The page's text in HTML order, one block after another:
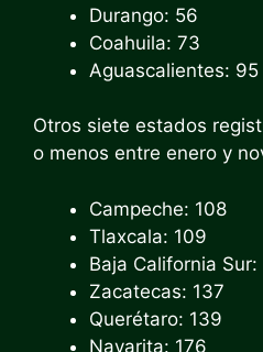
Durango: 56
Coahuila: 73
Aguascalientes: 95
Otros siete estados
o menos entre enero y
Campeche: 108
Tlaxcala: 109
Baja California Sur:
Zacatecas: 137
Querétaro: 139
Nayarita: 176